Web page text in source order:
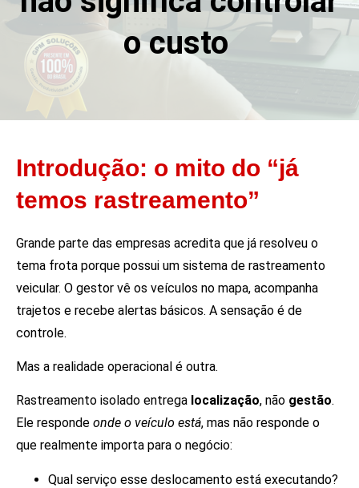
o custo
Introdução: o mito do “já
temos rastreamento”
Grande parte das empresas acredita que já resolveu o
tema frota porque possui um sistema de rastreamento
veicular. O gestor vê os veículos no mapa, acompanha
trajetos e recebe alertas básicos. A sensação é de
controle.
Mas a realidade operacional é outra.
Rastreamento isolado entrega localização, não gestão.
Ele responde onde o veículo está, mas não responde o
que realmente importa para o negócio:
Qual serviço esse deslocamento está executando?